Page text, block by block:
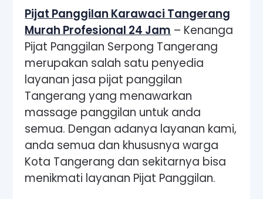
Pijat Panggilan Karawaci Tangerang
Murah Profesional 24 Jam– Kenanga
Pijat Panggilan Serpong Tangerang
merupakan salah satu penyedia
layanan jasa pijat panggilan
Tangerang yang menawarkan
massage panggilan untuk anda
semua. Dengan adanya layanan kami,
anda semua dan khususnya warga
Kota Tangerang dan sekitarnya bisa
menikmati layanan Pijat Panggilan.